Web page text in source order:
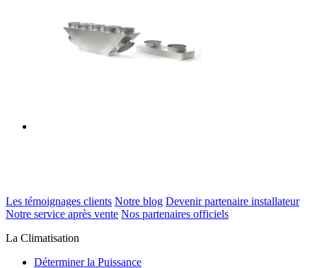
Les témoignages clients Notre blog Devenir partenaire installateur
Notre service après vente Nos partenaires officiels
La Climatisation
Déterminer la Puissance